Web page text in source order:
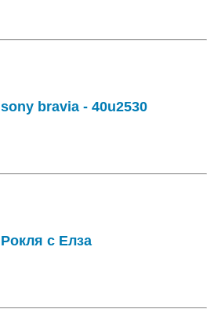
sony bravia - 40u2530
Рокля с Елза